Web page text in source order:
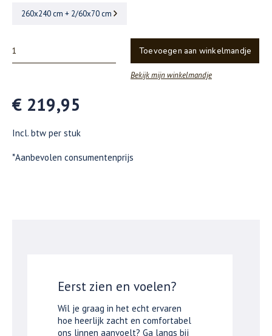
260x240 cm + 2/60x70 cm
Toevoegen aan winkelmandje
Bekijk mijn winkelmandje
€ 219,95
Incl. btw per stuk
*Aanbevolen consumentenprijs
Eerst zien en voelen?
Wil je graag in het echt ervaren
hoe heerlijk zacht en comfortabel
ons linnen aanvoelt? Ga langs bij